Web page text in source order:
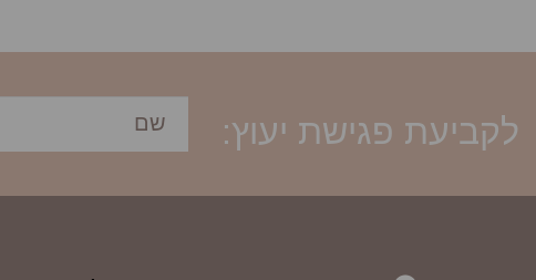
לקביעת פגישת יעוץ: